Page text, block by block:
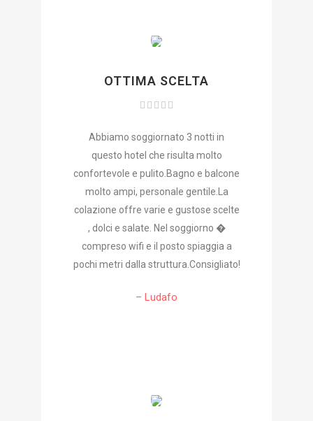
OTTIMA SCELTA
Abbiamo soggiornato 3 notti in
questo hotel che risulta molto
confortevole e pulito.Bagno e balcone
molto ampi, personale gentile.La
colazione offre varie e gustose scelte
, dolci e salate. Nel soggiorno �
compreso wifi e il posto spiaggia a
pochi metri dalla struttura.Consigliato!
– Ludafo